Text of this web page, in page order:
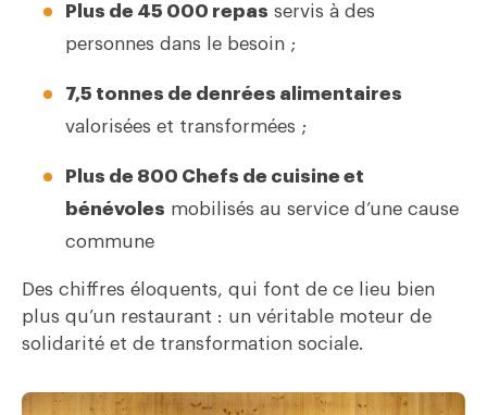
Plus de 45 000 repas servis à des
personnes dans le besoin ;
7,5 tonnes de denrées alimentaires
valorisées et transformées ;
Plus de 800 Chefs de cuisine et
bénévoles mobilisés au service d’une cause
commune
Des chiffres éloquents, qui font de ce lieu bien
plus qu’un restaurant : un véritable moteur de
solidarité et de transformation sociale.